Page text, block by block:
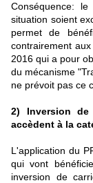
Conséquence:
situation soient
permet de
contrairement
2016 qui a pour
du mécanisme
ne prévoit pas ce
2) Inversion
accèdent à la
L'application du
qui vont
inversion de